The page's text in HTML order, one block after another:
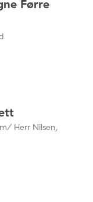
Førre
Herr Nilsen,